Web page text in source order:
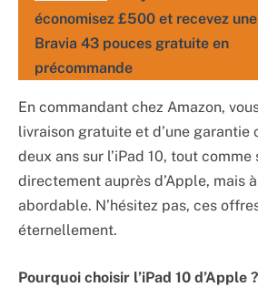
économisez £500 et recevez une
Bravia 43 pouces gratuite en
précommande
En commandant chez Amazon,
livraison gratuite et d’une garantie
deux ans sur l’iPad 10, tout comme
directement auprès d’Apple, mais
abordable. N’hésitez pas, ces
éternellement.
Pourquoi choisir l’iPad 10 d’Apple ?